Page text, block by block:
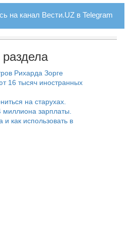
на канал Вести.UZ в Telegram
раздела
Рихарда Зорге
16 тысяч иностранных
на старухах.
зарплаты.
и как использовать в